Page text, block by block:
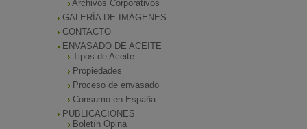
Archivos Corporativos
GALERÍA DE IMÁGENES
CONTACTO
ENVASADO DE ACEITE
Tipos de Aceite
Propiedades
Proceso de envasado
Consumo en España
PUBLICACIONES
Boletín Opina